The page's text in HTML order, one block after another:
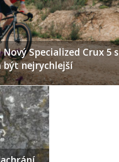
Nový Specialized Crux 5 s
být nejrychlejší